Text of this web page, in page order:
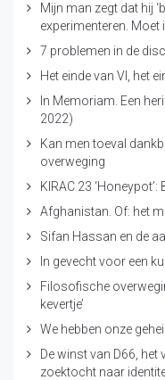
Mijn man zegt dat hij
experimenteren. Moet
7 problemen in de
Het einde van VI, het
In Memoriam. Een
2022)
Kan men toeval
overweging
KIRAC 23
Afghanistan. Of: het
Sifan Hassan en de
In gevecht voor een
Filosofische
kevertje’
We hebben onze
De winst van D66, het
zoektocht naar